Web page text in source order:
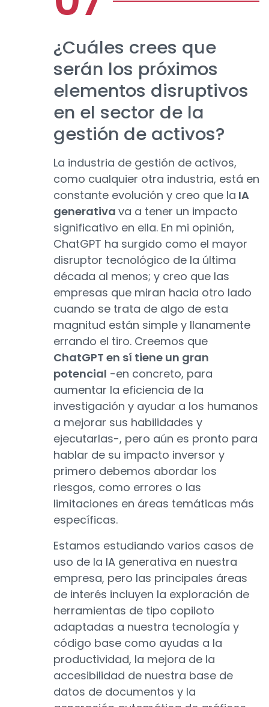
¿Cuáles crees que
serán los próximos
elementos disruptivos
en el sector de la
gestión de activos?
La industria de gestión de activos,
como cualquier otra industria, está en
constante evolución y creo que la IA
generativa va a tener un impacto
significativo en ella. En mi opinión,
ChatGPT ha surgido como el mayor
disruptor tecnológico de la última
década al menos; y creo que las
empresas que miran hacia otro lado
cuando se trata de algo de esta
magnitud están simple y llanamente
errando el tiro. Creemos que
ChatGPT en sí tiene un gran
potencial -en concreto, para
aumentar la eficiencia de la
investigación y ayudar a los humanos
a mejorar sus habilidades y
ejecutarlas-, pero aún es pronto para
hablar de su impacto inversor y
primero debemos abordar los
riesgos, como errores o las
limitaciones en áreas temáticas más
específicas.
Estamos estudiando varios casos de
uso de la IA generativa en nuestra
empresa, pero las principales áreas
de interés incluyen la exploración de
herramientas de tipo copiloto
adaptadas a nuestra tecnología y
código base como ayudas a la
productividad, la mejora de la
accesibilidad de nuestra base de
datos de documentos y la